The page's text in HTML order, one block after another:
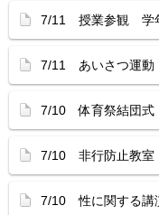
7/11 授業参観 学
7/11 あいさつ運動
7/10 体育祭結団式
7/10 非行防止教室
7/10 性に関する講